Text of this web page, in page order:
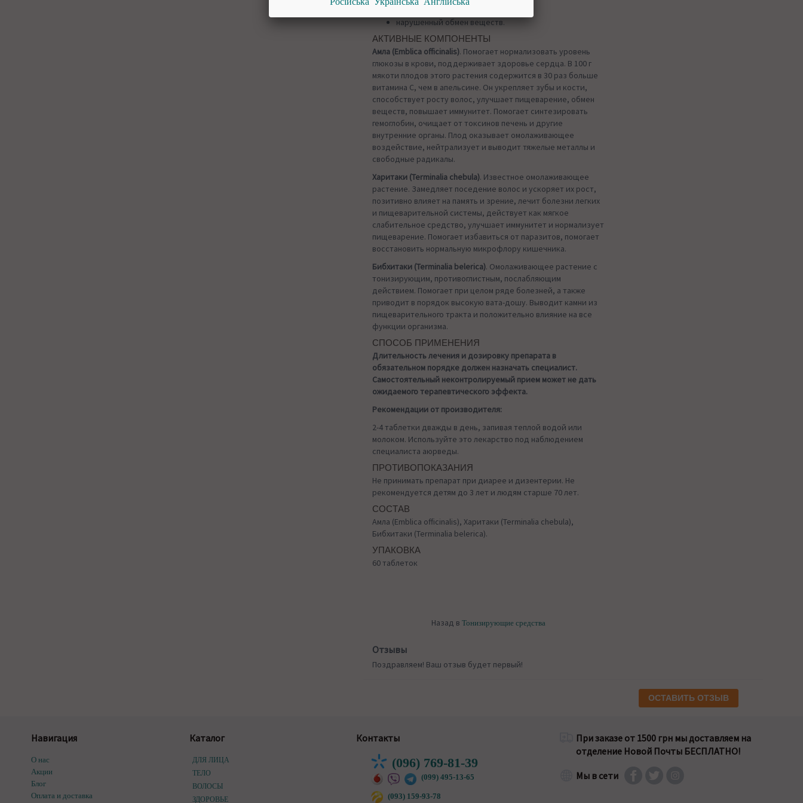
нарушенный обмен веществ.
АКТИВНЫЕ КОМПОНЕНТЫ
Амла (Emblica officinalis). Помогает нормализовать уровень
глюкозы в крови, поддерживает здоровье сердца. В 100 г
мякоти плодов этого растения содержится в 30 раз больше
витамина С, чем в апельсине. Он укрепляет зубы и кости,
способствует росту волос, улучшает пищеварение, обмен
веществ, повышает иммунитет. Помогает синтезировать
гемоглобин, очищает от токсинов печень и другие
внутренние органы. Плод оказывает омолаживающее
воздействие, нейтрализует и выводит тяжелые металлы и
свободные радикалы.
Харитаки (Terminalia chebula). Известное омолаживающее
растение. Замедляет поседение волос и ускоряет их рост,
позитивно влияет на память и зрение, лечит болезни легких
и пищеварительной системы, действует как мягкое
слабительное средство, улучшает иммунитет и нормализует
пищеварение. Помогает избавиться от паразитов, помогает
восстановить нормальную микрофлору кишечника.
Бибхитаки (Terminalia belerica). Омолаживающее растение с
тонизирующим, противоглистным, послабляющим
действием. Помогает при целом ряде болезней, а также
приводит в порядок высокую вата-дошу. Выводит камни из
пищеварительного тракта и положительно влияние на все
функции организма.
СПОСОБ ПРИМЕНЕНИЯ
Длительность лечения и дозировку препарата в
обязательном порядке должен назначать специалист.
Самостоятельный неконтролируемый прием может не дать
ожидаемого терапевтического эффекта.
Рекомендации от производителя:
2-4 таблетки дважды в день, запивая теплой водой или
молоком. Используйте это лекарство под наблюдением
специалиста аюрведы.
ПРОТИВОПОКАЗАНИЯ
Не принимать препарат при диарее и дизентерии. Не
рекомендуется детям до 3 лет и людям старше 70 лет.
СОСТАВ
Амла (Emblica officinalis), Харитаки (Terminalia chebula),
Бибхитаки (Terminalia belerica).
УПАКОВКА
60 таблеток
Назад в Тонизирующие средства
Отзывы
Поздравляем! Ваш отзыв будет первый!
ОСТАВИТЬ ОТЗЫВ
Навигация
О нас
Акции
Блог
Оплата и доставка
Каталог
ДЛЯ ЛИЦА
ТЕЛО
ВОЛОСЫ
ЗДОРОВЬЕ
Контакты
(096) 769-81-39
(099) 495-13-65
(093) 159-93-78
При заказе от 1500 грн мы доставляем на
отделение Новой Почты БЕСПЛАТНО!
Мы в сети